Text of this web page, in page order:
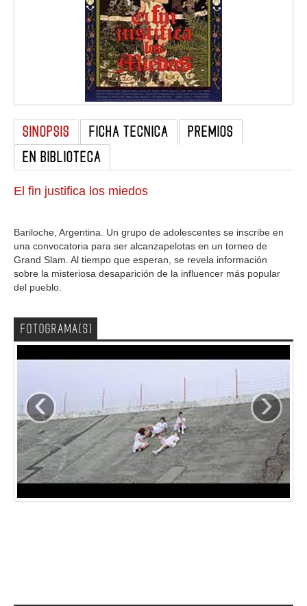
SINOPSIS FICHA TECNICA
PREMIOS
EN BIBLIOTECA
El fin justifica los miedos
Bariloche, Argentina. Un grupo de adolescentes se inscribe en
una convocatoria para ser alcanzapelotas en un torneo de
Grand Slam. Al tiempo que esperan, se revela información
sobre la misteriosa desaparición de la influencer más popular
del pueblo.
FOTOGRAMA(S)
‹ ›